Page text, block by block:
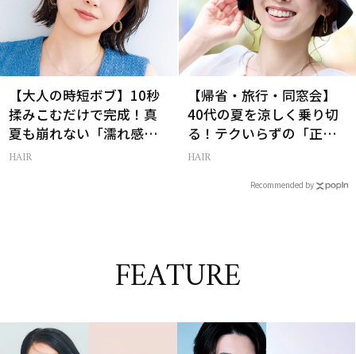
【大人の時短ボブ】10秒
揉みこむだけで完成！真
夏も崩れない「濡れ感ハ
ンサムヘア」
HAIR
【帰省・旅行・同窓会】
40代の夏を涼しく乗り切
る！テクいらずの「正解
ヘアアレンジ」3選
HAIR
Recommended by
FEATURE